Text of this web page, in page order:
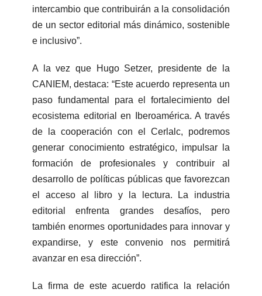
intercambio que contribuirán a la consolidación
de un sector editorial más dinámico, sostenible
e inclusivo”.
A la vez que Hugo Setzer, presidente de la
CANIEM, destaca: “Este acuerdo representa un
paso fundamental para el fortalecimiento del
ecosistema editorial en Iberoamérica. A través
de la cooperación con el Cerlalc, podremos
generar conocimiento estratégico, impulsar la
formación de profesionales y contribuir al
desarrollo de políticas públicas que favorezcan
el acceso al libro y la lectura. La industria
editorial enfrenta grandes desafíos, pero
también enormes oportunidades para innovar y
expandirse, y este convenio nos permitirá
avanzar en esa dirección”.
La firma de este acuerdo ratifica la relación